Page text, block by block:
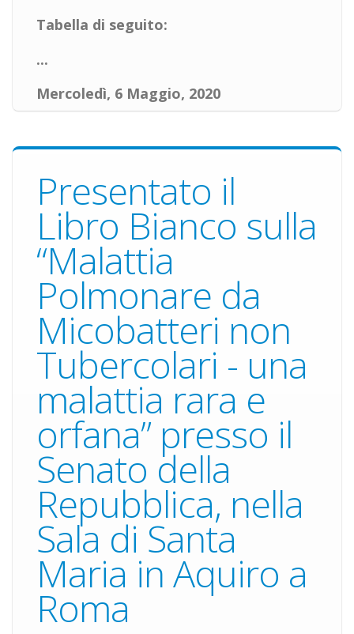
Tabella di seguito:
...
Mercoledì, 6 Maggio, 2020
Presentato il
Libro Bianco sulla
“Malattia
Polmonare da
Micobatteri non
Tubercolari - una
malattia rara e
orfana” presso il
Senato della
Repubblica, nella
Sala di Santa
Maria in Aquiro a
Roma